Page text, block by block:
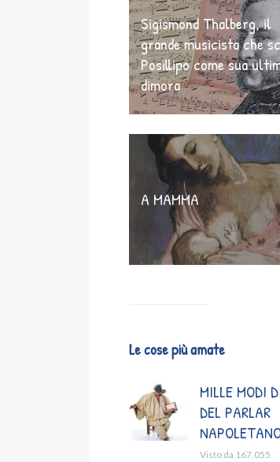
Sigismond Thalberg, il
grande musicista che
Posillipo come sua
dimora
A MAMMA
Le cose più amate
MILLE MODI
DEL PARLAR
Visto da 167.055